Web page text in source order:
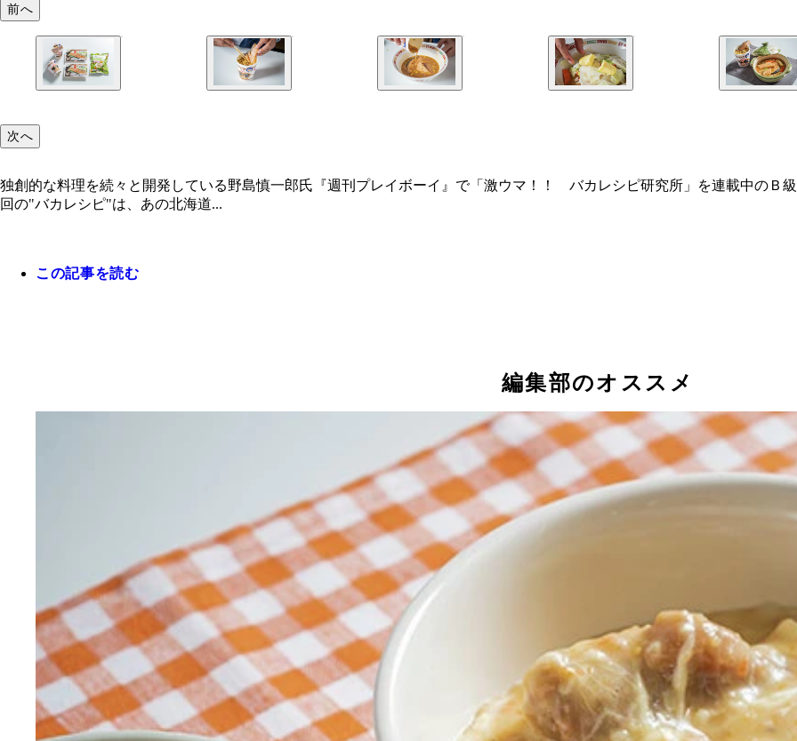
（１）立てる！ カップヌードル味噌を作ったら、あらかじめレンチンしておいた銀鮭の塩焼を取り出し、麺に
い！
（２）移す！ 焼鮭を軽くほぐしながら味噌ヌードルの麺を食べ進め、麺がなくなったらレンチン可能な容器へ
（３）盛る！ スープの上から肉入りカット野菜を入れ、さらにバターをのせたらラップをかけ、野菜がしなる
もＯＫ
（４）完成！「味噌ヌードルで作った石狩鍋」
（５）激ウマ！ アツアツのうちに食べると、先にカップヌードルの麺を食べておなかが膨れていることを忘
堪能できる一品
前へ
次へ
独創的な料理を続々と開発している野島慎一郎氏『週刊プレイボーイ』で「激ウマ！！ バカレシピ研究所」を連載中のＢ
回の"バカレシピ"は、あの北海道...
この記事を読む
編集部のオススメ